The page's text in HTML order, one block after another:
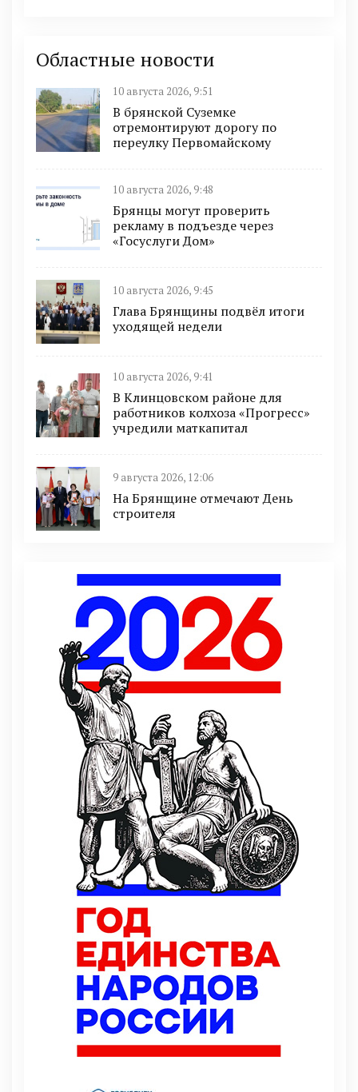
Областные новости
10 августа 2026, 9:51
В брянской Суземке
отремонтируют дорогу по
переулку Первомайскому
10 августа 2026, 9:48
Брянцы могут проверить
рекламу в подъезде через
«Госуслуги Дом»
10 августа 2026, 9:45
Глава Брянщины подвёл итоги
уходящей недели
10 августа 2026, 9:41
В Клинцовском районе для
работников колхоза «Прогресс»
учредили маткапитал
9 августа 2026, 12:06
На Брянщине отмечают День
строителя